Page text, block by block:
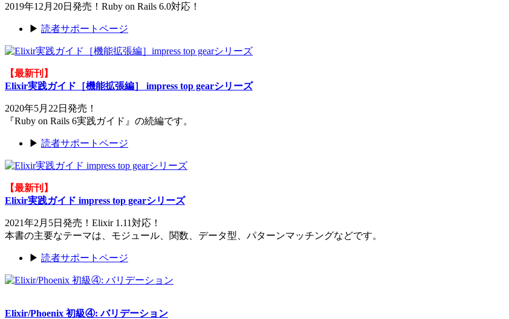
2019年12月20日発売！Ruby on Rails 6.0対応！
▶ 読者サポートページ
【最新刊】
Elixir実践ガイド［機能拡張編］ impress top gearシリーズ
2020年5月22日発売！
『Ruby on Rails 6実践ガイド』の続編です。
▶ 読者サポートページ
【最新刊】
Elixir実践ガイド impress top gearシリーズ
2021年2月5日発売！Elixir 1.11対応！
本書の主要なテーマは、モジュール、関数、データ型、パターンマッチングなどです。
▶ 読者サポートページ
Elixir/Phoenix 初級④: バリデーション